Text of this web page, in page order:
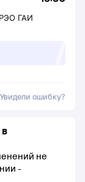
РЭО ГАИ
Увидели ошибку?
не
-